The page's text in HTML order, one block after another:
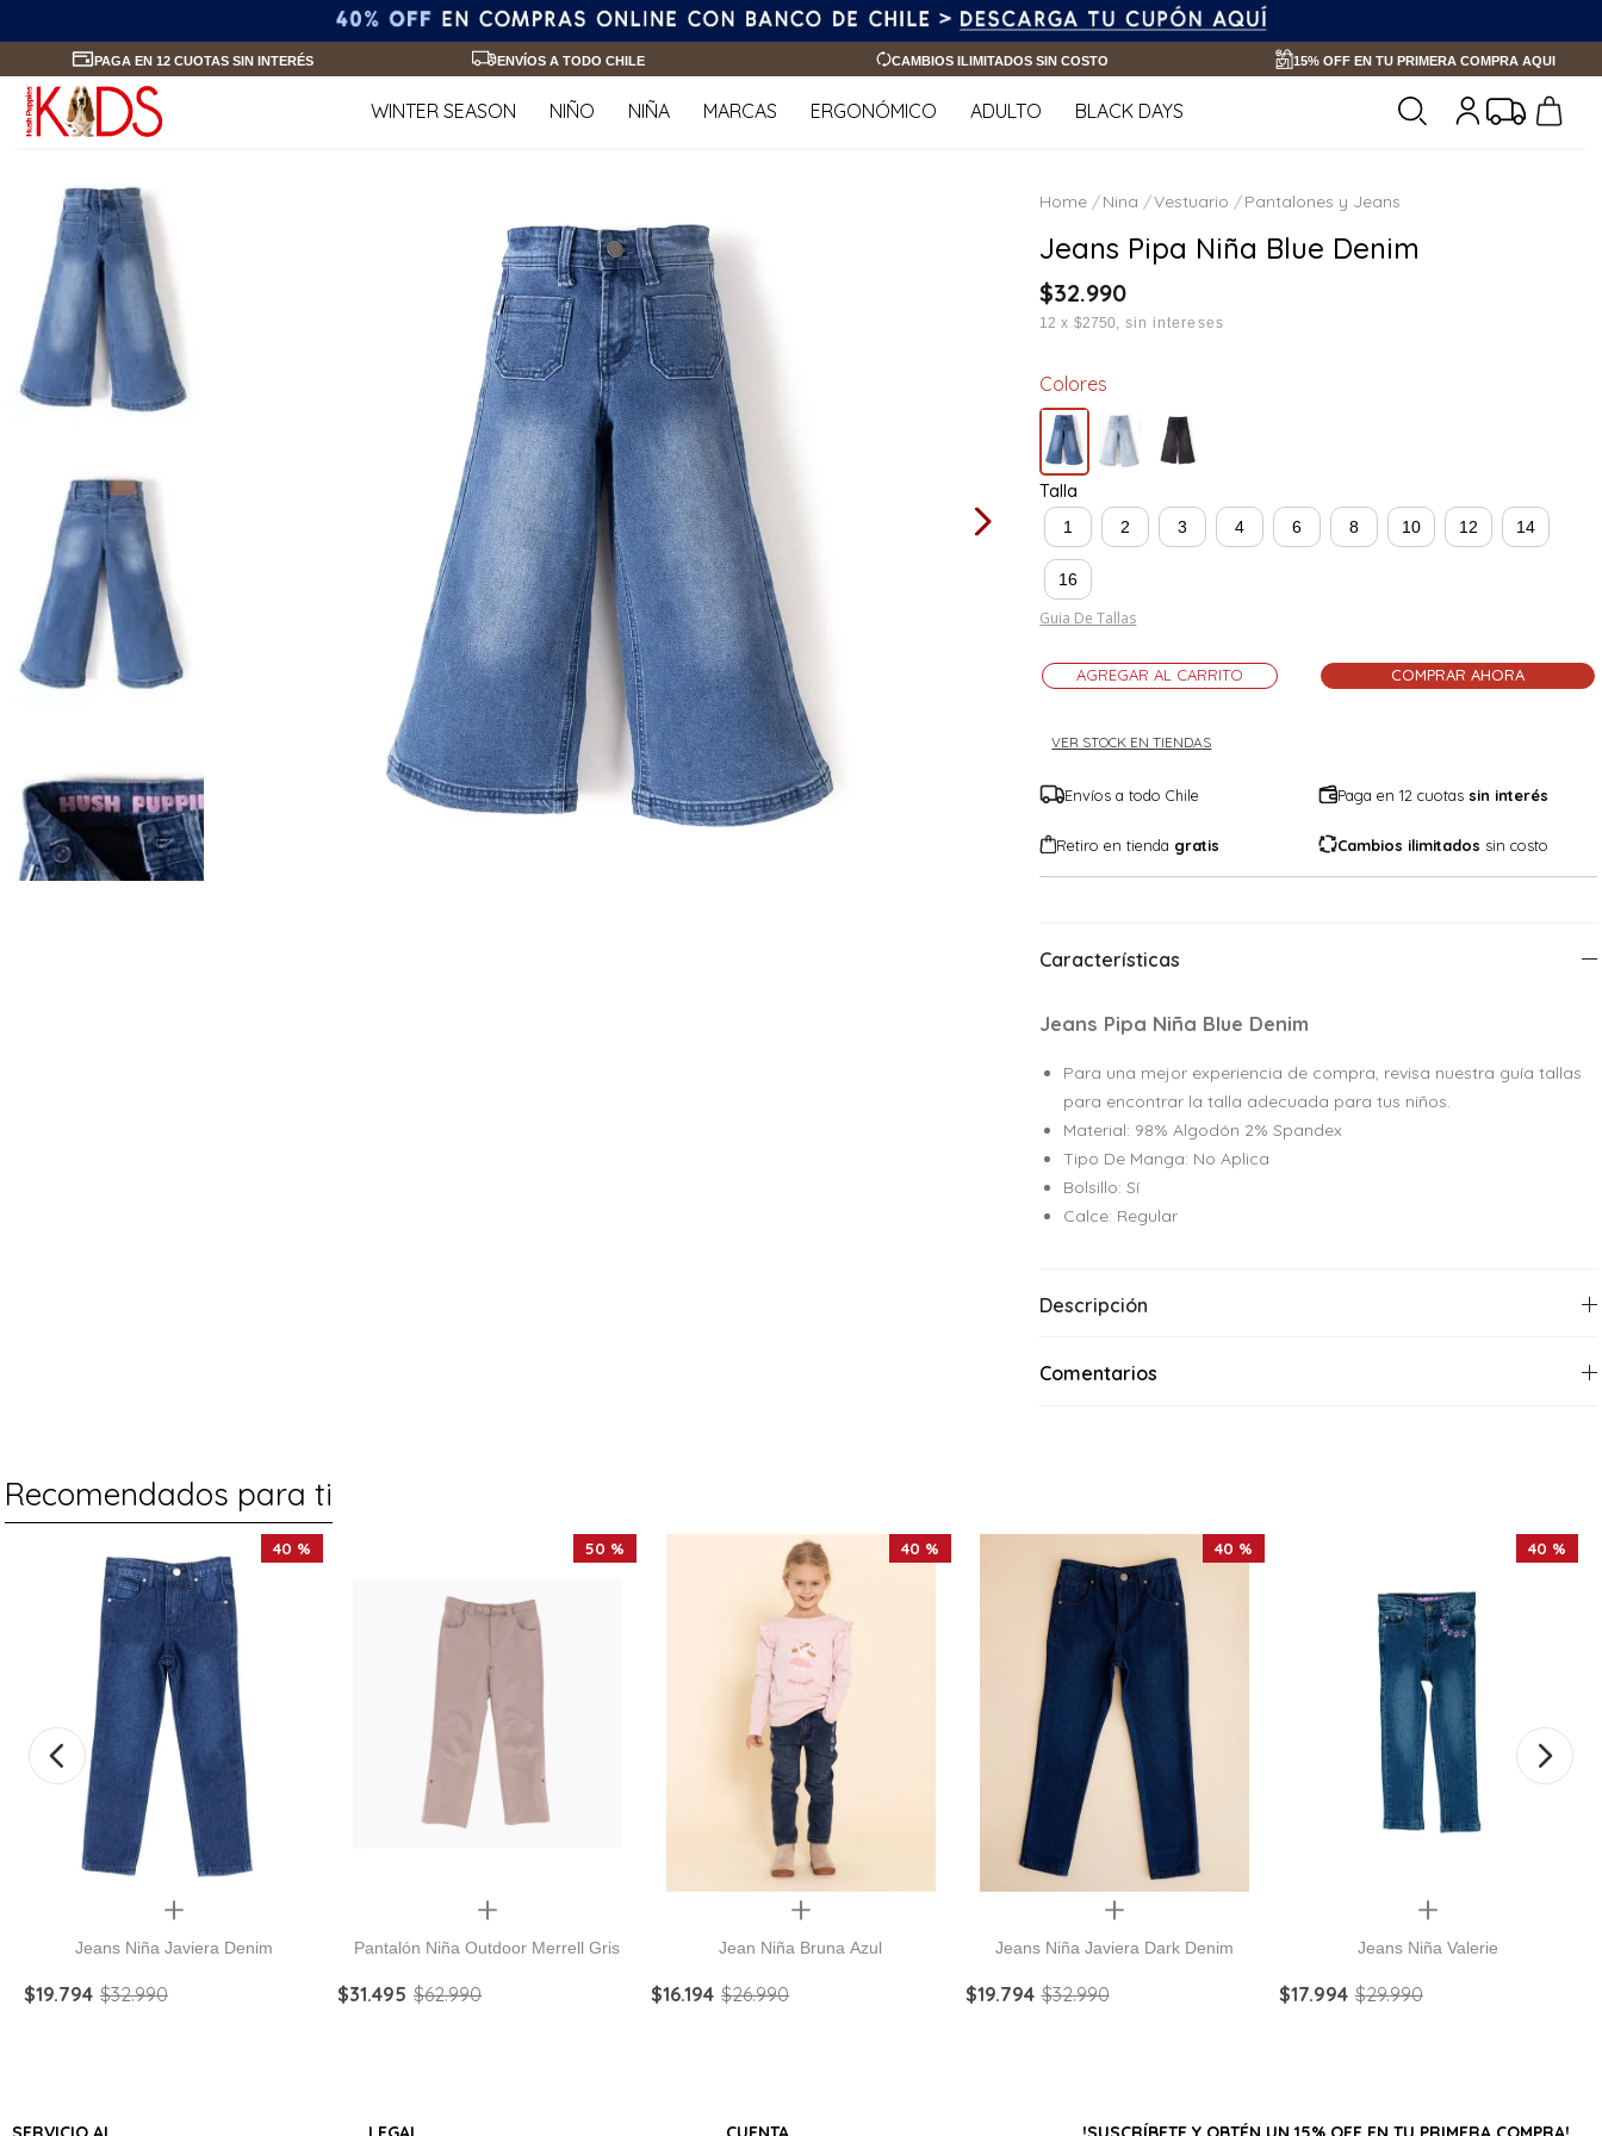
PAGA EN 12 CUOTAS SIN INTERÉS ENVÍOS A TODO CHILE CAMBIOS ILIMITADOS SIN COSTO 15% OFF EN TU PRIMERA COMPRA AQUI
WINTER SEASON NIÑO NIÑA MARCAS ERGONÓMICO ADULTO BLACK DAYS
Nina Vestuario Pantalones y Jeans
Jeans Pipa Niña Blue Denim
$32.990
12 x $2750 sin intereses
Colores
Talla
1 2 3 4 6 8 10 12 14
16
Guia De Tallas
AGREGAR AL CARRITO COMPRAR AHORA
VER STOCK EN TIENDAS
Envíos a todo Chile Paga en 12 cuotassin interés
Retiro en tienda gratis Cambios ilimitados sin costo
Características
Jeans Pipa Niña Blue Denim
Para una mejor experiencia de compra, revisa nuestra guía tallas
para encontrar la talla adecuada para tus niños.
Material: 98% Algodón 2% Spandex
Tipo De Manga: No Aplica
Bolsillo: Sí
Calce: Regular
Descripción
Comentarios
Recomendados para ti
40 %
Quickview
Jeans Niña Javiera Denim
$19.794 $32.990
50 %
Quickview
Pantalón Niña Outdoor Merrell Gris
$31.495 $62.990
40 %
Quickview
Jean Niña Bruna Azul
$16.194 $26.990
40 %
Quickview
Jeans Niña Javiera Dark Denim
$19.794 $32.990
40 %
Quickview
Jeans Niña Valerie
$17.994 $29.990